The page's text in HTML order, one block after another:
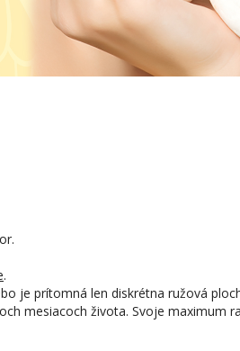
.
je prítomná len diskrétna ružová
mesiacoch života. Svoje maximum